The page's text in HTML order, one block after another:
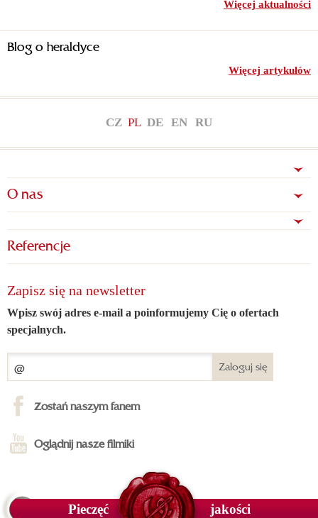
Więcej aktualności
Blog o heraldyce
Więcej artykułów
CZ PL DE EN RU
O nas
Referencje
Zapisz się na newsletter
Wpisz swój adres e-mail a poinformujemy Cię o ofertach
specjalnych.
Zaloguj się
Zostań naszym fanem
Oglądnij nasze filmiki
Pieczęć jakości